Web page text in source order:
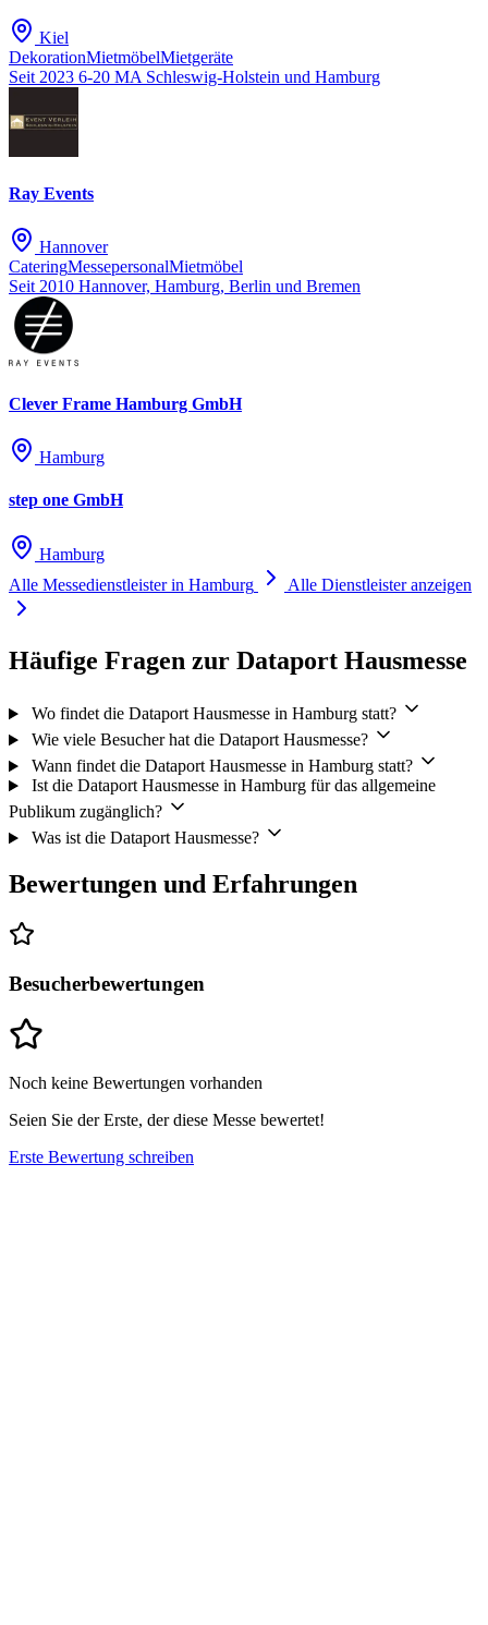
Kiel
DekorationMietmöbelMietgeräte
Seit 2023 6-20 MA Schleswig-Holstein und Hamburg
Ray Events
Hannover
CateringMessepersonalMietmöbel
Seit 2010 Hannover, Hamburg, Berlin und Bremen
Clever Frame Hamburg GmbH
Hamburg
step one GmbH
Hamburg
Alle Messedienstleister in Hamburg
Alle Dienstleister anzeigen
Häufige Fragen zur Dataport Hausmesse
Wo findet die Dataport Hausmesse in Hamburg statt?
Wie viele Besucher hat die Dataport Hausmesse?
Wann findet die Dataport Hausmesse in Hamburg statt?
Ist die Dataport Hausmesse in Hamburg für das allgemeine
Publikum zugänglich?
Was ist die Dataport Hausmesse?
Bewertungen und Erfahrungen
Besucherbewertungen
Noch keine Bewertungen vorhanden
Seien Sie der Erste, der diese Messe bewertet!
Erste Bewertung schreiben